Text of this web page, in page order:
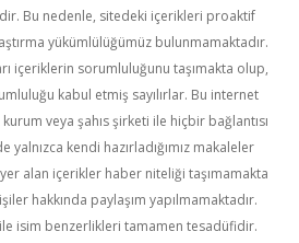
Bu nedenle, sitedeki içerikleri proaktif
yükümlülüğümüz bulunmamaktadır.
içeriklerin sorumluluğunu taşımakta olup,
kabul etmiş sayılırlar. Bu internet
veya şahıs şirketi ile hiçbir bağlantısı
yalnızca kendi hazırladığımız makaleler
alan içerikler haber niteliği taşımamakta
hakkında paylaşım yapılmamaktadır.
isim benzerlikleri tamamen tesadüfidir.